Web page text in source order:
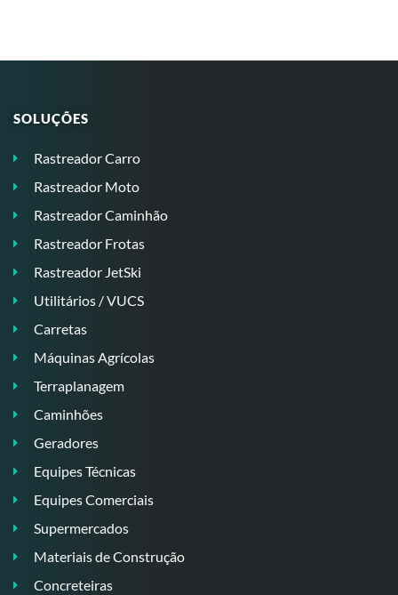
SOLUÇÕES
Rastreador Carro
Rastreador Moto
Rastreador Caminhão
Rastreador Frotas
Rastreador JetSki
Utilitários / VUCS
Carretas
Máquinas Agrícolas
Terraplanagem
Caminhões
Geradores
Equipes Técnicas
Equipes Comerciais
Supermercados
Materiais de Construção
Concreteiras